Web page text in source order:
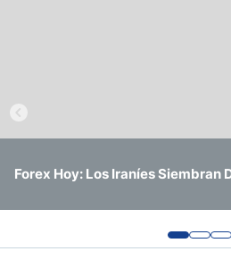
Forex Hoy: Los Iraníes Siembran
Forex Hoy: Principales Índices de
Máximos Históricos
Forex Hoy: La Manufactura de
Fed y el BoJ Intervienen